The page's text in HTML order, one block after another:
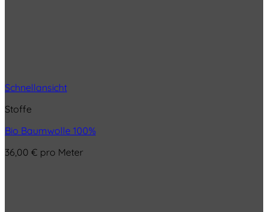
Schnellansicht
Stoffe
Bio Baumwolle 100%
36,00 € pro Meter